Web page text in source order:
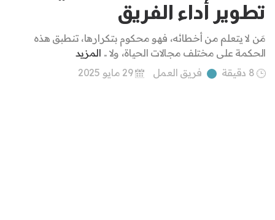
تطوير أداء الفريق
مَن لا يتعلم من أخطائه، فهو محكوم بتكرارها، تنطبق هذه
الحكمة على مختلف مجالات الحياة، ولا .. المزيد
8 دقيقة
فريق العمل 29 مايو 2025